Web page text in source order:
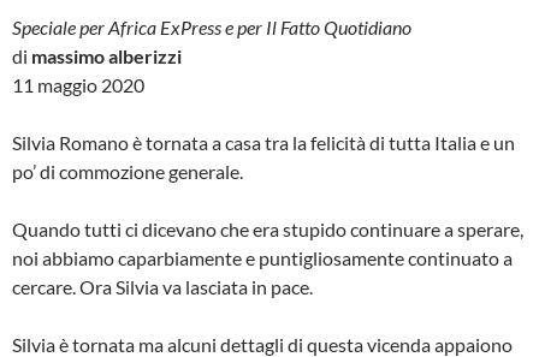
Speciale per Africa ExPress e per Il Fatto Quotidiano
di massimo alberizzi
11 maggio 2020
Silvia Romano è tornata a casa tra la felicità di tutta Italia e un
po’ di commozione generale.
Quando tutti ci dicevano che era stupido continuare a sperare,
noi abbiamo caparbiamente e puntigliosamente continuato a
cercare. Ora Silvia va lasciata in pace.
Silvia è tornata ma alcuni dettagli di questa vicenda appaiono